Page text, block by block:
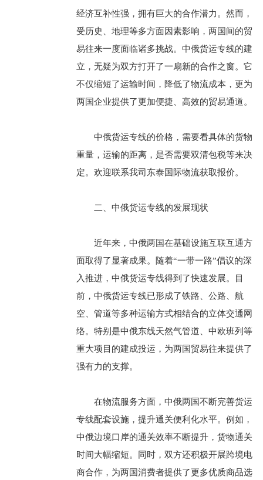
经济互补性强，拥有巨大的合作潜力。然而，
受历史、地理等多方面因素影响，两国间的贸
易往来一度面临诸多挑战。中俄货运专线的建
立，无疑为双方打开了一扇新的合作之窗。它
不仅缩短了运输时间，降低了物流成本，更为
两国企业提供了更加便捷、高效的贸易通道。
中俄货运专线的价格，需要看具体的货物
重量，运输的距离，是否需要双清包税等来决
定。欢迎联系我司东泰国际物流获取报价。
二、中俄货运专线的发展现状
近年来，中俄两国在基础设施互联互通方
面取得了显著成果。随着“一带一路”倡议的深
入推进，中俄货运专线得到了快速发展。目
前，中俄货运专线已形成了铁路、公路、航
空、管道等多种运输方式相结合的立体交通网
络。特别是中俄东线天然气管道、中欧班列等
重大项目的建成投运，为两国贸易往来提供了
强有力的支撑。
在物流服务方面，中俄两国不断完善货运
专线配套设施，提升通关便利化水平。例如，
中俄边境口岸的通关效率不断提升，货物通关
时间大幅缩短。同时，双方还积极开展跨境电
商合作，为两国消费者提供了更多优质商品选